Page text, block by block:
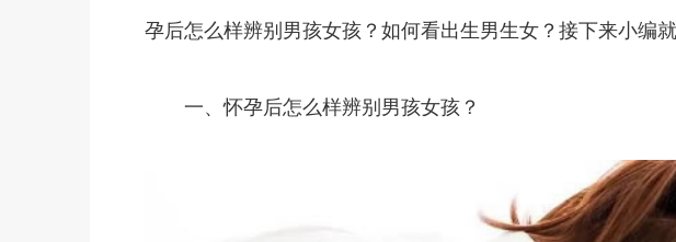
孕后怎么样辨别男孩女孩？如何看出生男生女？接下来小编
一、怀孕后怎么样辨别男孩女孩？